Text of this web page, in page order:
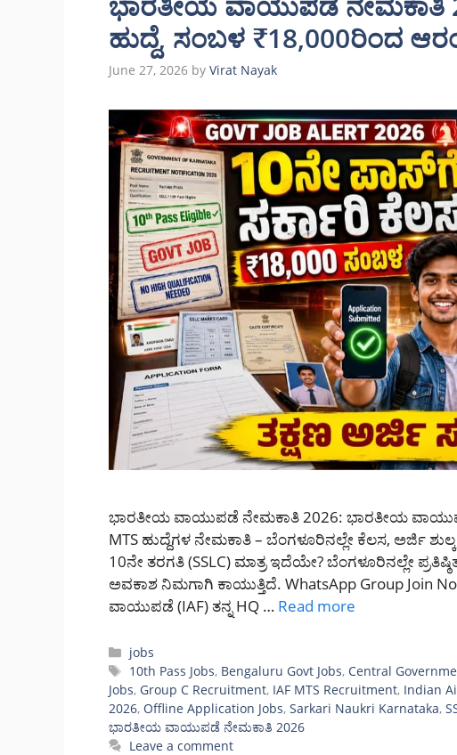
ಹುದ್ದೆ, ಸಂಬಳ ₹18,000ರಿಂದ
June 27, 2026 by Virat Nayak
ಭಾರತೀಯ ವಾಯುಪಡೆ ನೇಮಕಾತಿ 2026: ಭಾರತೀಯ
MTS ಹುದ್ದೆಗಳ ನೇಮಕಾತಿ – ಬೆಂಗಳೂರಿನಲ್ಲೇ ಕೆಲಸ, ಅರ್ಜಿ
10ನೇ ತರಗತಿ (SSLC) ಮಾತ್ರ ಇದೆಯೇ? ಬೆಂಗಳೂರಿನಲ್ಲೇ
ಅವಕಾಶ ನಿಮಗಾಗಿ ಕಾಯುತ್ತಿದೆ. WhatsApp Group Join
ವಾಯುಪಡೆ (IAF) ತನ್ನ HQ … Read more
Categories
jobs
Tags
10th Pass Jobs, Bengaluru Govt Jobs, Central
Jobs, Group C Recruitment, IAF MTS Recruitment, Indian
2026, Offline Application Jobs, Sarkari Naukri Karnataka,
ಭಾರತೀಯ ವಾಯುಪಡೆ ನೇಮಕಾತಿ 2026
Leave a comment